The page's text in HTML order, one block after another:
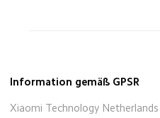
Information gemäß GPSR
Xiaomi Technology Netherlands